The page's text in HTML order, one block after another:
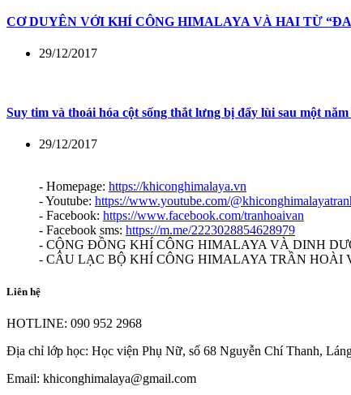
CƠ DUYÊN VỚI KHÍ CÔNG HIMALAYA VÀ HAI TỪ
29/12/2017
Suy tim và thoái hóa cột sống thắt lưng bị đẩy lùi sau một
29/12/2017
- Homepage: https://khiconghimalaya.vn
- Youtube: https://www.youtube.com/
- Facebook: https://www.facebook.com/tranhoaivan
- Facebook sms: https://m.me/2223028854628979
- CỘNG ĐỒNG KHÍ CÔNG HIMALAYA VÀ DINH
- CÂU LẠC BỘ KHÍ CÔNG HIMALAYA TRẦN HOÀI
Liên hệ
HOTLINE: 090 952 2968
Địa chỉ lớp học: Học viện Phụ Nữ, số 68 Nguyễn Chí Thanh,
Email: khiconghimalaya@gmail.com